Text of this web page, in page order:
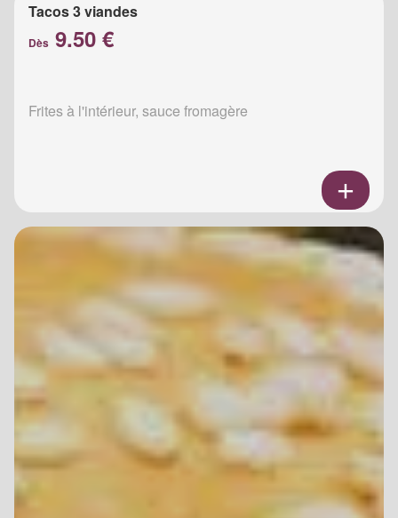
Tacos 3 viandes
Dès 9.50 €
Frites à l'intérieur, sauce fromagère